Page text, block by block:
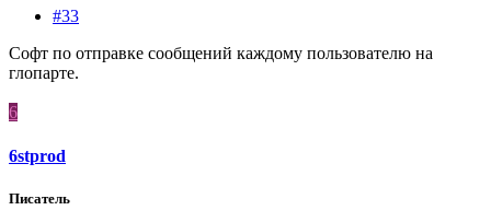
#33
Софт по отправке сообщений каждому пользователю на
глопарте.
6
6stprod
Писатель